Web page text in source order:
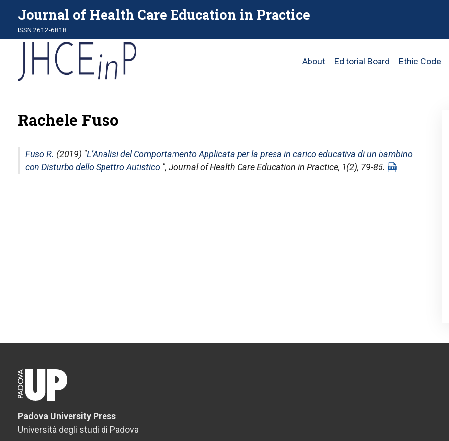
Journal of Health Care Education in Practice
ISSN 2612-6818
Main
About Editorial Board Ethic Code
Rachele Fuso
Fuso R. (2019) "L’Analisi del Comportamento Applicata per la presa in carico educativa di un bambino
con Disturbo dello Spettro Autistico ", Journal of Health Care Education in Practice, 1(2), 79-85.
Padova University Press
Università degli studi di Padova